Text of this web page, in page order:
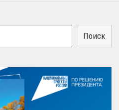
Поиск